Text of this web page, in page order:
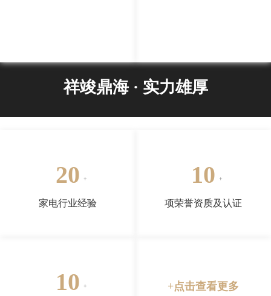
祥竣鼎海 · 实力雄厚
20
家电行业经验
10
项荣誉资质及认证
10 +点击查看更多